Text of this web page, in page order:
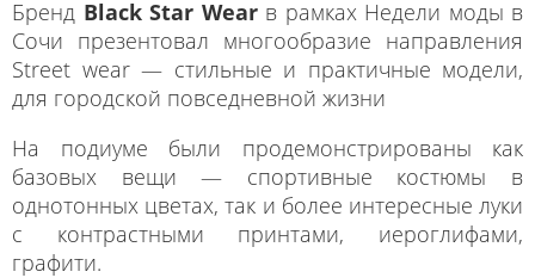
Бренд Black Star Wearв рамках Недели моды в
Сочи презентовал многообразие направления
Street wear — стильные и практичные модели,
для городской повседневной жизни
На подиуме были продемонстрированы как
базовых вещи — спортивные костюмы в
однотонных цветах, так и более интересные луки
с контрастными принтами, иероглифами,
графити.